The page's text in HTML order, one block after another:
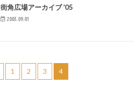
街角広場アーカイブ ’05
2005.09.01
1 2 3 4